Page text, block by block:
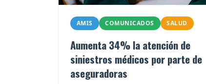
AMIS COMUNICADOS SALUD
Aumenta 34% la atención de
siniestros médicos por parte de
aseguradoras